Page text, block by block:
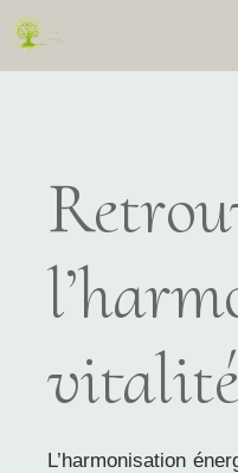
Aller
au
contenu
vitalité
L’harmonisation